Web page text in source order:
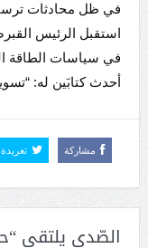
في ظل محادثات
استقبل الرئيس
في سياسات الطاقة
أحدث كتابَين له:
مشاركة تغريدة
الصّدي يلتقي